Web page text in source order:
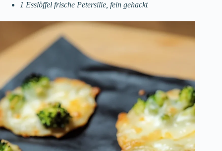
1 Esslöffel frische Petersilie, fein gehackt